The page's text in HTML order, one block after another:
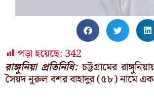
পড়া হয়েছে: 342
রাঙ্গুনিয়া প্রতিনিধি:চট্টগ্রামের
সৈয়দ নুরুল বশর বাহাদুর (৫৮) নামে এক